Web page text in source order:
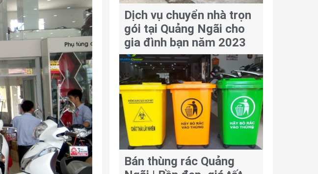
Dịch vụ chuyển nhà trọn
gói tại Quảng Ngãi cho
gia đình bạn năm 2023
Bán thùng rác Quảng